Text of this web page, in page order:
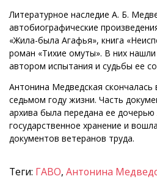
Литературное наследие А. Б.
автобиографические
«Жила-была Агафья», книга
роман «Тихие омуты». В них
автором испытания и судьбы ее
Антонина Медведская скончалась
седьмом году жизни. Часть
архива была передана ее
государственное хранение и
документов ветеранов труда.
Теги: ГАВО, Антонина